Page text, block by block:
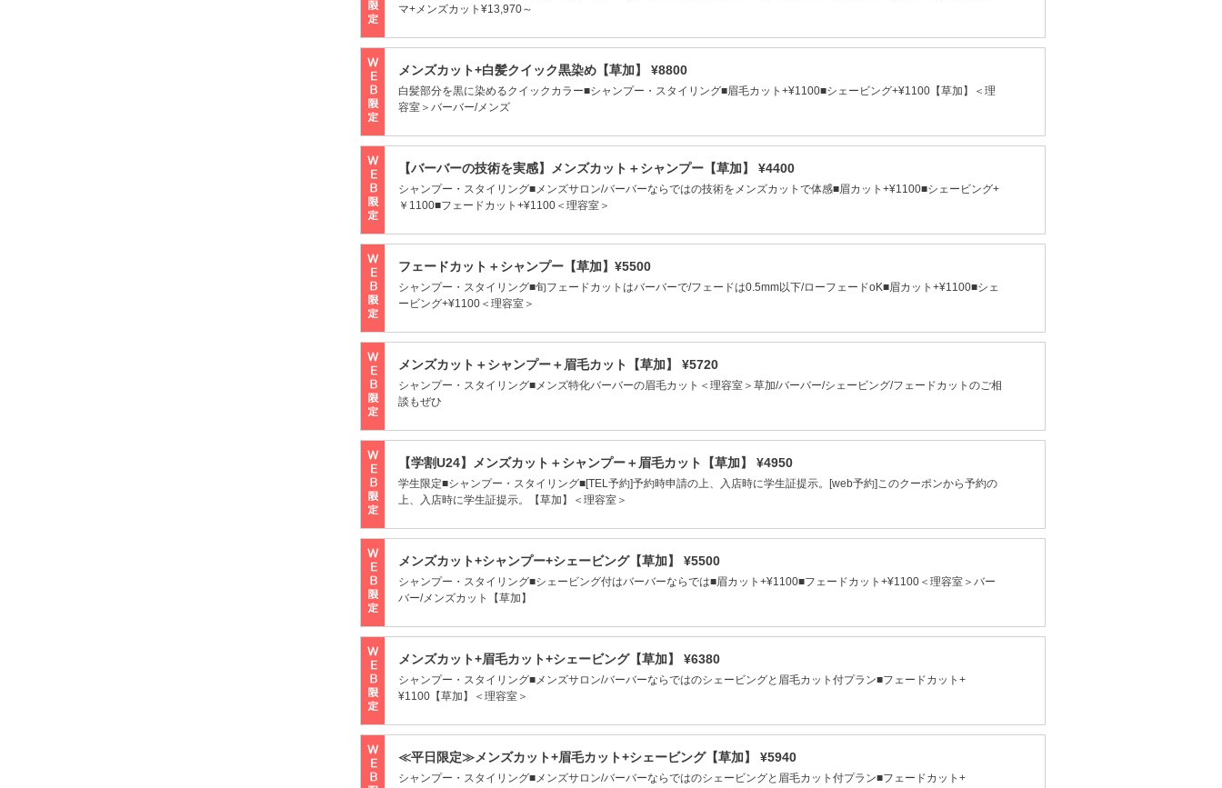
マ+メンズカット¥13,970～
メンズカット+白髪クイック黒染め【草加】 ¥8800
白髪部分を黒に染めるクイックカラー■シャンプー・スタイリング■眉毛カット+¥1100■シェービング+¥1100【草加】＜理
容室＞バーバー/メンズ
【バーバーの技術を実感】メンズカット＋シャンプー【草加】 ¥4400
シャンプー・スタイリング■メンズサロン/バーバーならではの技術をメンズカットで体感■眉カット+¥1100■シェービング+
￥1100■フェードカット+¥1100＜理容室＞
フェードカット＋シャンプー【草加】¥5500
シャンプー・スタイリング■旬フェードカットはバーバーで/フェードは0.5mm以下/ローフェードoK■眉カット+¥1100■シェ
ービング+¥1100＜理容室＞
メンズカット＋シャンプー＋眉毛カット【草加】 ¥5720
シャンプー・スタイリング■メンズ特化バーバーの眉毛カット＜理容室＞草加/バーバー/シェービング/フェードカットのご相
談もぜひ
【学割U24】メンズカット＋シャンプー＋眉毛カット【草加】 ¥4950
学生限定■シャンプー・スタイリング■[TEL予約]予約時申請の上、入店時に学生証提示。[web予約]このクーポンから予約の
上、入店時に学生証提示。【草加】＜理容室＞
メンズカット+シャンプー+シェービング【草加】 ¥5500
シャンプー・スタイリング■シェービング付はバーバーならでは■眉カット+¥1100■フェードカット+¥1100＜理容室＞バー
バー/メンズカット【草加】
メンズカット+眉毛カット+シェービング【草加】 ¥6380
シャンプー・スタイリング■メンズサロン/バーバーならではのシェービングと眉毛カット付プラン■フェードカット+
¥1100【草加】＜理容室＞
≪平日限定≫メンズカット+眉毛カット+シェービング【草加】 ¥5940
シャンプー・スタイリング■メンズサロン/バーバーならではのシェービングと眉毛カット付プラン■フェードカット+